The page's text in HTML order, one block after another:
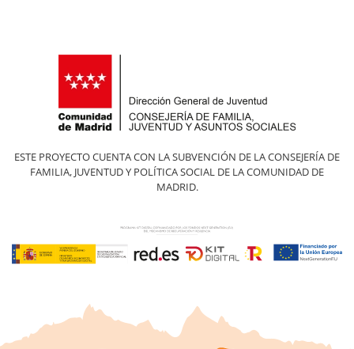
ESTE PROYECTO CUENTA CON LA SUBVENCIÓN DE LA CONSEJERÍA DE
FAMILIA, JUVENTUD Y POLÍTICA SOCIAL DE LA COMUNIDAD DE
MADRID.